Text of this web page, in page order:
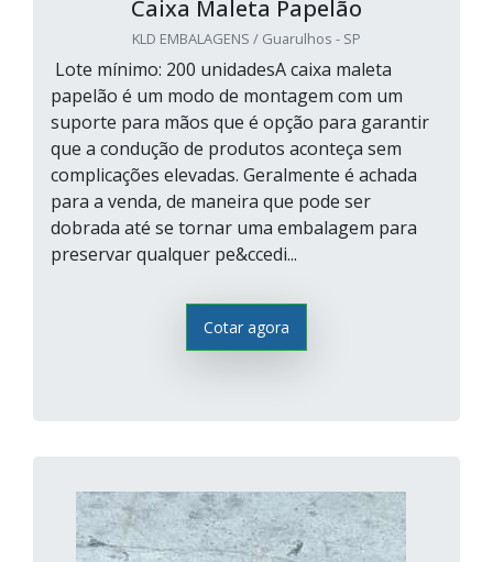
Caixa Maleta Papelão
KLD EMBALAGENS / Guarulhos - SP
Lote mínimo: 200 unidadesA caixa maleta
papelão é um modo de montagem com um
suporte para mãos que é opção para garantir
que a condução de produtos aconteça sem
complicações elevadas. Geralmente é achada
para a venda, de maneira que pode ser
dobrada até se tornar uma embalagem para
preservar qualquer pe&ccedi...
Cotar agora